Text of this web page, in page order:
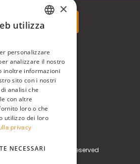
Real Time® S.r.l.
Arduino, 11 - Milano (MI)
+39 0248519908
info@realtimegroup.it
/ C.F. 02794870960
Time® S.r.l. All rights reserved
×
utilizza
personalizzare
analizzare il nostro
inoltre informazioni
sito con i nostri
analisi che
con altre
loro o che
utilizzo dei loro
privacy
NECESSARI